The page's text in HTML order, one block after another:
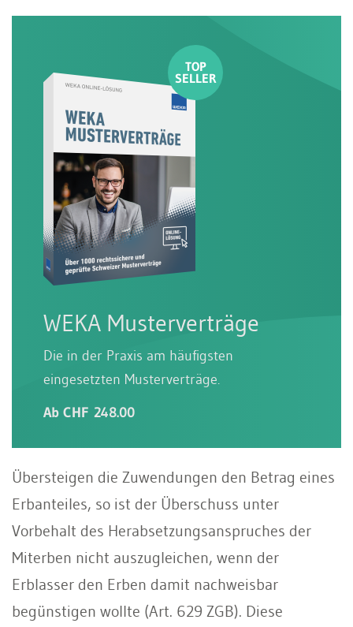
WEKA Musterverträge
Die in der Praxis am häufigsten
eingesetzten Musterverträge.
Ab CHF 248.00
Übersteigen die Zuwendungen den Betrag eines
Erbanteiles, so ist der Überschuss unter
Vorbehalt des Herabsetzungsanspruches der
Miterben nicht auszugleichen, wenn der
Erblasser den Erben damit nachweisbar
begünstigen wollte (Art. 629 ZGB). Diese